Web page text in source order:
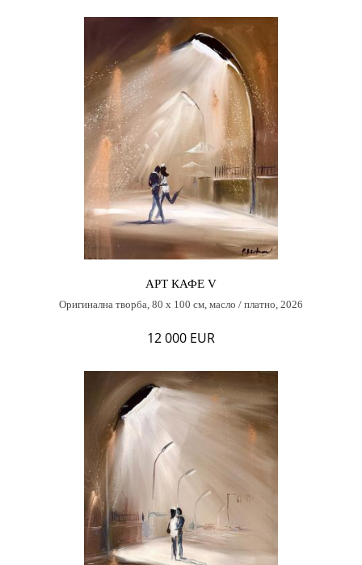
АРТ КАФЕ V
Оригинална творба, 80 х 100 см, масло / платно, 2026
12 000 EUR